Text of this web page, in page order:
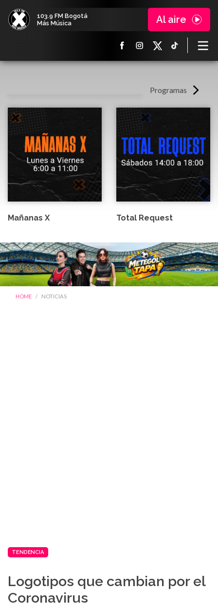
103.9 FM Bogotá
Más Música
Al aire
Programas
Mañanas X Total Request
HOME NOTICIAS
TENDENCIA
Logotipos que cambian por el
Coronavirus